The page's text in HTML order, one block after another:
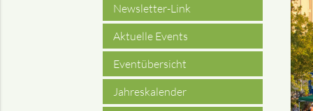
Newsletter-Link
Aktuelle Events
Eventübersicht
Jahreskalender